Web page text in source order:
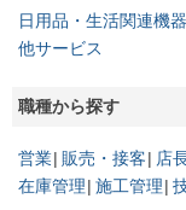
日用品・生活関連機器
他サービス
職種から探す
営業 販売・接客 店
在庫管理 施工管理